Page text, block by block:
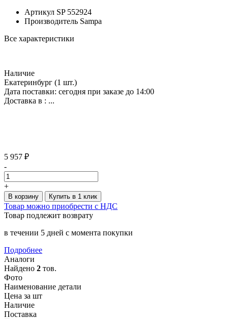
Артикул SP 552924
Производитель Sampa
Все характеристики
Наличие
Екатеринбург (1 шт.)
Дата поставки: сегодня при заказе до 14:00
Доставка в : ...
5 957 ₽
-
+
В корзину Купить в 1 клик
Товар можно приобрести с НДС
Товар подлежит возврату
в течении 5 дней с момента покупки
Подробнее
Аналоги
Найдено 2 тов.
Фото
Наименование детали
Цена за шт
Наличие
Поставка